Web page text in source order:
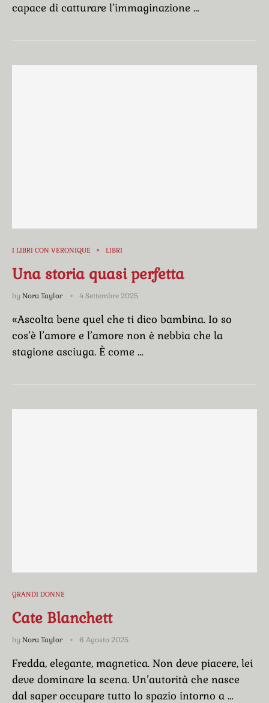
capace di catturare l’immaginazione …
I LIBRI CON VERONIQUE LIBRI
Una storia quasi perfetta
by Nora Taylor 4 Settembre 2025
«Ascolta bene quel che ti dico bambina. Io so
cos’è l’amore e l’amore non è nebbia che la
stagione asciuga. È come …
GRANDI DONNE
Cate Blanchett
by Nora Taylor 6 Agosto 2025
Fredda, elegante, magnetica. Non deve piacere, lei
deve dominare la scena. Un’autorità che nasce
dal saper occupare tutto lo spazio intorno a …